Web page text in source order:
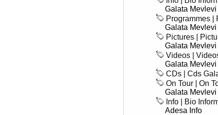
Galata
Programmes |
Galata
Pictures |
Galata
Videos |
Galata
CDs | Cds
On Tour | On
Galata
Info | Bio
Adesa Info